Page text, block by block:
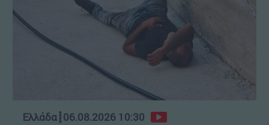
Ελλάδα┋06.08.2026 10:30